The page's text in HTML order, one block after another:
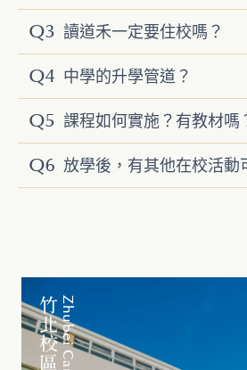
Q3 讀道禾一定要住校嗎？
Q4 中學的升學管道？
Q5 課程如何實施？有教材嗎
Q6 放學後，有其他在校活動
竹北校區